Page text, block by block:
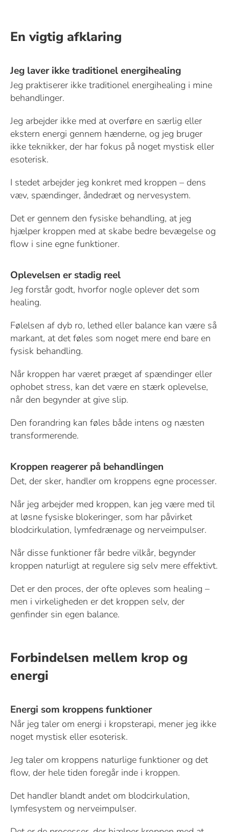
En vigtig afklaring
Jeg laver ikke traditionel energihealing
Jeg praktiserer ikke traditionel energihealing i mine
behandlinger.
Jeg arbejder ikke med at overføre en særlig eller
ekstern energi gennem hænderne, og jeg bruger
ikke teknikker, der har fokus på noget mystisk eller
esoterisk.
I stedet arbejder jeg konkret med kroppen – dens
væv, spændinger, åndedræt og nervesystem.
Det er gennem den fysiske behandling, at jeg
hjælper kroppen med at skabe bedre bevægelse og
flow i sine egne funktioner.
Oplevelsen er stadig reel
Jeg forstår godt, hvorfor nogle oplever det som
healing.
Følelsen af dyb ro, lethed eller balance kan være så
markant, at det føles som noget mere end bare en
fysisk behandling.
Når kroppen har været præget af spændinger eller
ophobet stress, kan det være en stærk oplevelse,
når den begynder at give slip.
Den forandring kan føles både intens og næsten
transformerende.
Kroppen reagerer på behandlingen
Det, der sker, handler om kroppens egne processer.
Når jeg arbejder med kroppen, kan jeg være med til
at løsne fysiske blokeringer, som har påvirket
blodcirkulation, lymfedrænage og nerveimpulser.
Når disse funktioner får bedre vilkår, begynder
kroppen naturligt at regulere sig selv mere effektivt.
Det er den proces, der ofte opleves som healing –
men i virkeligheden er det kroppen selv, der
genfinder sin egen balance.
Forbindelsen mellem krop og
energi
Energi som kroppens funktioner
Når jeg taler om energi i kropsterapi, mener jeg ikke
noget mystisk eller esoterisk.
Jeg taler om kroppens naturlige funktioner og det
flow, der hele tiden foregår inde i kroppen.
Det handler blandt andet om blodcirkulation,
lymfesystem og nerveimpulser.